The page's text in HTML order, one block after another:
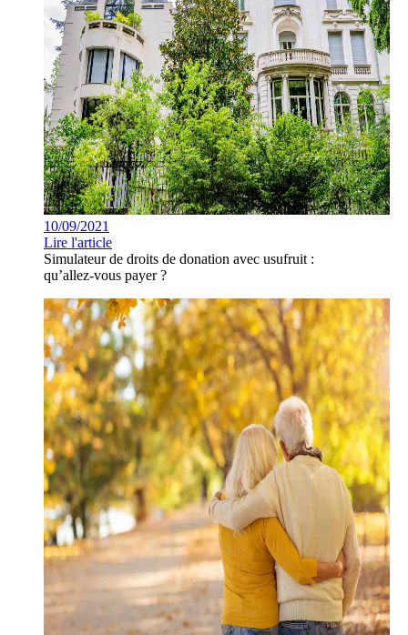
10/09/2021
Lire l'article
Simulateur de droits de donation avec usufruit :
qu’allez-vous payer ?